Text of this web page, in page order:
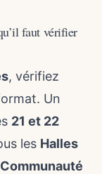
faut vérifier
, vérifiez
Un
21 et 22
les Halles
Communauté